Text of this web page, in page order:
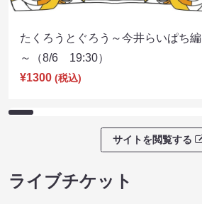
たくろうとぐろう～今井らいぱち編
～（8/6 19:30）
¥1300 (税込)
サイトを閲覧する
ライブチケット